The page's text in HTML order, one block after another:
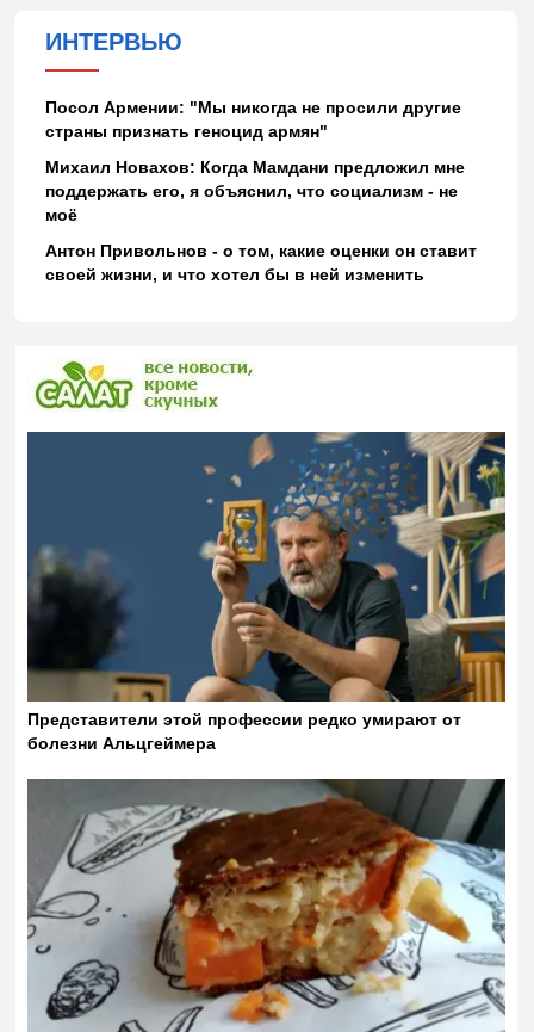
ИНТЕРВЬЮ
Посол Армении: "Мы никогда не просили другие
страны признать геноцид армян"
Михаил Новахов: Когда Мамдани предложил мне
поддержать его, я объяснил, что социализм - не
моё
Антон Привольнов - о том, какие оценки он ставит
своей жизни, и что хотел бы в ней изменить